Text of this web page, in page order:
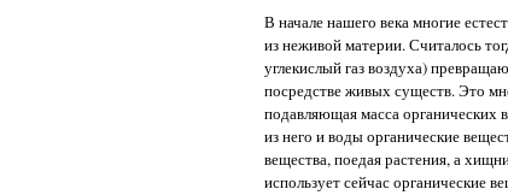
В начале нашего века многие
из неживой материи. Считалось
углекислый газ воздуха)
посредстве живых существ. Это
подавляющая масса органических
из него и воды органические
вещества, поедая растения, а
использует сейчас органические